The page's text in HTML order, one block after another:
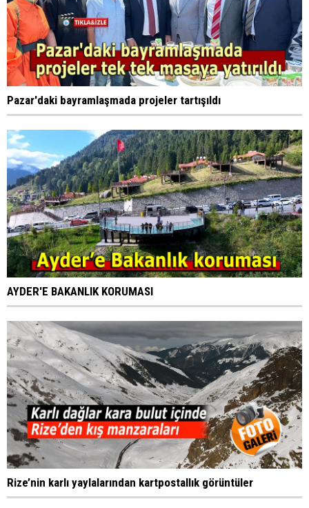
Pazar'daki bayramlaşmada projeler tartışıldı
AYDER'E BAKANLIK KORUMASI
Rize’nin karlı yaylalarından kartpostallık görüntüler